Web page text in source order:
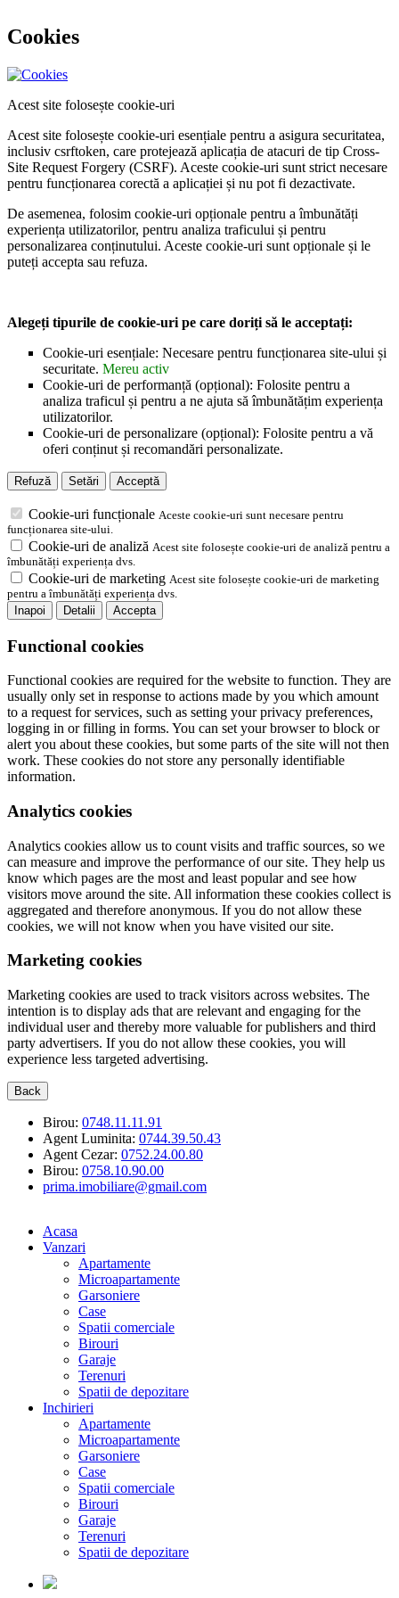
Cookies
Acest site folosește cookie-uri
Acest site folosește cookie-uri esențiale pentru a asigura securitatea,
inclusiv csrftoken, care protejează aplicația de atacuri de tip Cross-
Site Request Forgery (CSRF). Aceste cookie-uri sunt strict necesare
pentru funcționarea corectă a aplicației și nu pot fi dezactivate.
De asemenea, folosim cookie-uri opționale pentru a îmbunătăți
experiența utilizatorilor, pentru analiza traficului și pentru
personalizarea conținutului. Aceste cookie-uri sunt opționale și le
puteți accepta sau refuza.
Alegeți tipurile de cookie-uri pe care doriți să le acceptați:
Cookie-uri esențiale: Necesare pentru funcționarea site-ului și
securitate. Mereu activ
Cookie-uri de performanță (opțional): Folosite pentru a
analiza traficul și pentru a ne ajuta să îmbunătățim experiența
utilizatorilor.
Cookie-uri de personalizare (opțional): Folosite pentru a vă
oferi conținut și recomandări personalizate.
Refuză Setări Acceptă
Cookie-uri funcționale Aceste cookie-uri sunt necesare pentru
funcționarea site-ului.
Cookie-uri de analiză Acest site folosește cookie-uri de analiză pentru a
îmbunătăți experiența dvs.
Cookie-uri de marketing Acest site folosește cookie-uri de marketing
pentru a îmbunătăți experiența dvs.
Inapoi
Detalii Accepta
Functional cookies
Functional cookies are required for the website to function. They are
usually only set in response to actions made by you which amount
to a request for services, such as setting your privacy preferences,
logging in or filling in forms. You can set your browser to block or
alert you about these cookies, but some parts of the site will not then
work. These cookies do not store any personally identifiable
information.
Analytics cookies
Analytics cookies allow us to count visits and traffic sources, so we
can measure and improve the performance of our site. They help us
know which pages are the most and least popular and see how
visitors move around the site. All information these cookies collect is
aggregated and therefore anonymous. If you do not allow these
cookies, we will not know when you have visited our site.
Marketing cookies
Marketing cookies are used to track visitors across websites. The
intention is to display ads that are relevant and engaging for the
individual user and thereby more valuable for publishers and third
party advertisers. If you do not allow these cookies, you will
experience less targeted advertising.
Back
Birou: 0748.11.11.91
Agent Luminita: 0744.39.50.43
Agent Cezar: 0752.24.00.80
Birou: 0758.10.90.00
prima.imobiliare@gmail.com
Acasa
Vanzari
Apartamente
Microapartamente
Garsoniere
Case
Spatii comerciale
Birouri
Garaje
Terenuri
Spatii de depozitare
Inchirieri
Apartamente
Microapartamente
Garsoniere
Case
Spatii comerciale
Birouri
Garaje
Terenuri
Spatii de depozitare